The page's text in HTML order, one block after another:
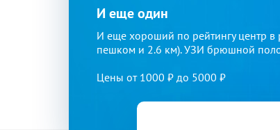
И еще один
И еще хороший по рейтингу центр
пешком и 2.6 км). УЗИ брюшной
Цены от 1000 ₽ до 5000 ₽